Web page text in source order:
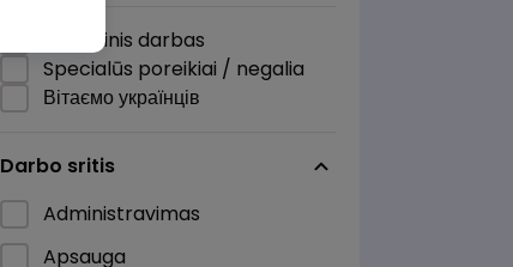
Nuotolinis darbas
Specialūs poreikiai / negalia
Вітаємо українців
Darbo sritis
Administravimas
Apsauga